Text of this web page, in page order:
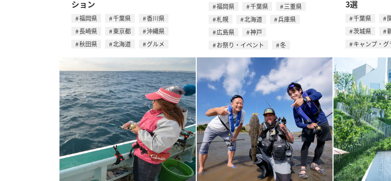
ション
福岡県 千葉県
香川県
長崎県
東京都
沖縄県
秋田県
北海道 グルメ
福岡県 千葉県
三重県
札幌
北海道
兵庫県
広島県
神戸
お祭り・イベント
冬
3選
千葉県
茨城県
キャンプ・